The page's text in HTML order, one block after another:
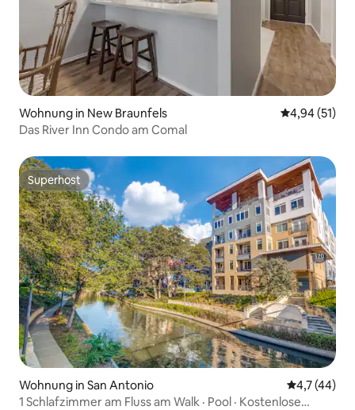
Wohnung in New Braunfels
4,94 (51)
Das River Inn Condo am Comal
Superhost
Superhost
Wohnung in San Antonio
4,7 (44)
1 Schlafzimmer am Fluss am Walk · Pool · Kostenlose